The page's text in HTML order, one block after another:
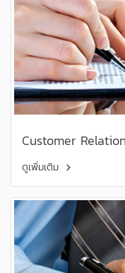
Customer
ดูเพิ่มเติม